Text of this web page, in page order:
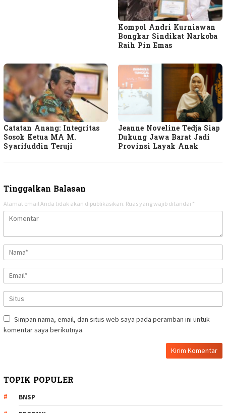
Kompol Andri Kurniawan
Bongkar Sindikat Narkoba
Raih Pin Emas
Catatan Anang: Integritas
Sosok Ketua MA M.
Syarifuddin Teruji
Jeanne Noveline Tedja Siap
Dukung Jawa Barat Jadi
Provinsi Layak Anak
Tinggalkan Balasan
Alamat email Anda tidak akan dipublikasikan. Ruas yang wajib ditandai *
Simpan nama, email, dan situs web saya pada peramban ini untuk
komentar saya berikutnya.
TOPIK POPULER
BNSP